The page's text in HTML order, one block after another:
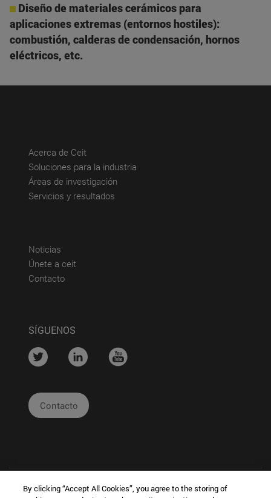
Diseño de materiales cerámicos para
aplicaciones extremas (entornos hostiles):
combustión, calderas de condensación, hornos
eléctricos, etc.
Acerca de Ceit(abre en nueva ventana)
Soluciones para la industria
Áreas de investigación
Servicios y resultados
Noticias
Únete a ceit(abre en nueva ventana)
Contacto(abre en nueva ventana)
SÍGUENOS
.... .... ....
Contacto
By clicking “Accept All Cookies”, you agree to the storing of